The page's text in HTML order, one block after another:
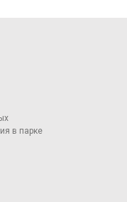
в парке